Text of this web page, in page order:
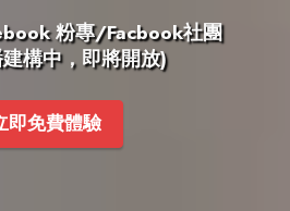
粉專/Facbook社團
構中，即將開放)
即免費體驗